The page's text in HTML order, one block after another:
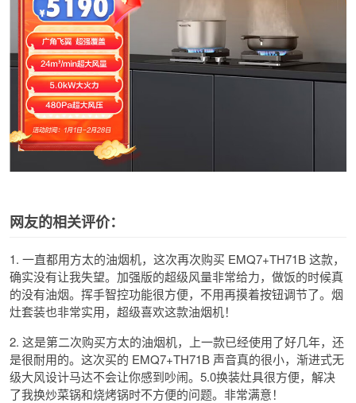
网友的相关评价：
1. 一直都用方太的油烟机，这次再次购买 EMQ7+TH71B 这款，
确实没有让我失望。加强版的超级风量非常给力，做饭的时候真
的没有油烟。挥手智控功能很方便，不用再摸着按钮调节了。烟
灶套装也非常实用，超级喜欢这款油烟机！
2. 这是第二次购买方太的油烟机，上一款已经使用了好几年，还
是很耐用的。这次买的 EMQ7+TH71B 声音真的很小，渐进式无
级大风设计马达不会让你感到吵闹。5.0换装灶具很方便，解决
了我换炒菜锅和烧烤锅时不方便的问题。非常满意！